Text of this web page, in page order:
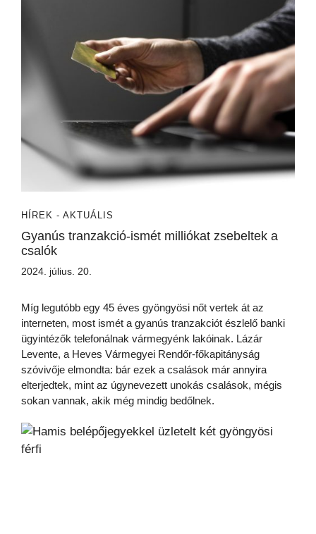
HÍREK - AKTUÁLIS
Gyanús tranzakció-ismét milliókat zsebeltek a
csalók
2024. július. 20.
Míg legutóbb egy 45 éves gyöngyösi nőt vertek át az
interneten, most ismét a gyanús tranzakciót észlelő banki
ügyintézők telefonálnak vármegyénk lakóinak. Lázár
Levente, a Heves Vármegyei Rendőr-főkapitányság
szóvivője elmondta: bár ezek a csalások már annyira
elterjedtek, mint az úgynevezett unokás csalások, mégis
sokan vannak, akik még mindig bedőlnek.